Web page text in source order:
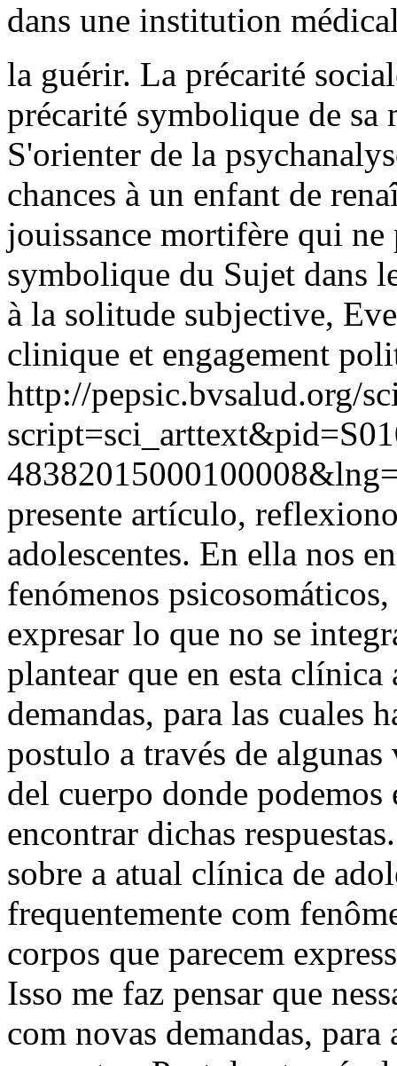
dans une institution
la guérir. La précarité
précarité symbolique de sa
S'orienter de la
chances à un enfant de
jouissance mortifère qui
symbolique du Sujet dans
à la solitude subjective,
clinique et engagement
http://pepsic.bvsalud.org/
presente artículo,
adolescentes. En ella nos
fenómenos
expresar lo que no se
plantear que en esta clínica
demandas, para las cuales
postulo a través de
del cuerpo donde
encontrar dichas
sobre a atual clínica de
frequentemente com
corpos que parecem
Isso me faz pensar que
com novas demandas, para